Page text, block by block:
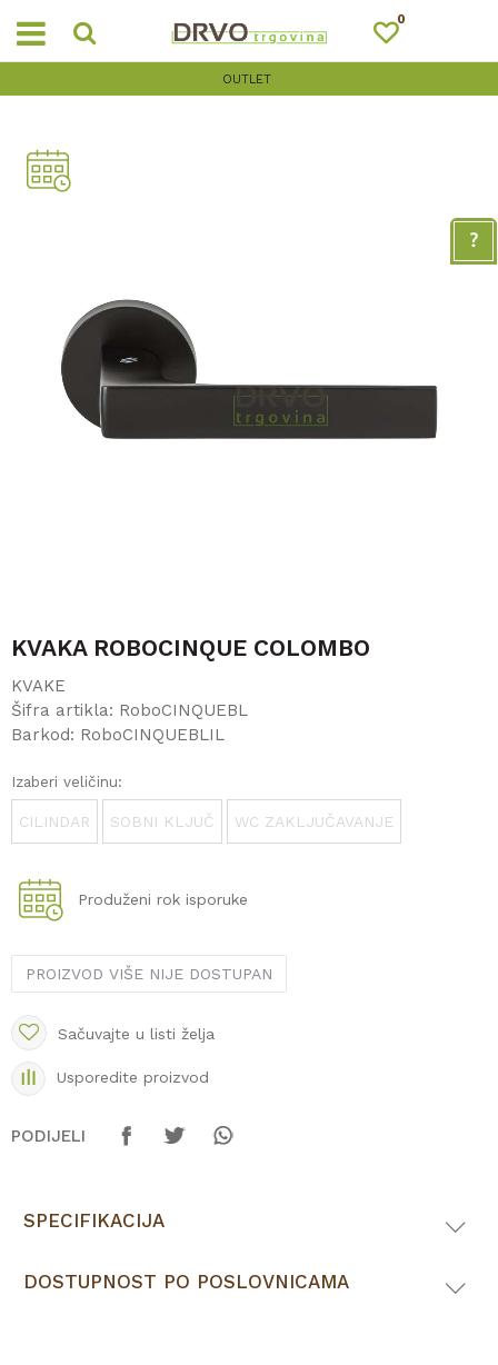
0
OUTLET
KVAKA ROBOCINQUE COLOMBO
KVAKE
Šifra artikla: RoboCINQUEBL
Barkod: RoboCINQUEBLIL
Izaberi veličinu:
CILINDAR SOBNI KLJUČ WC ZAKLJUČAVANJE
Produženi rok isporuke
PROIZVOD VIŠE NIJE DOSTUPAN
Sačuvajte u listi želja
Usporedite proizvod
PODIJELI
SPECIFIKACIJA
DOSTUPNOST PO POSLOVNICAMA